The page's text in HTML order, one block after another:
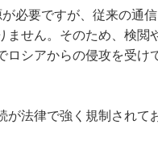
必要ですが、従来の通
ません。そのため、検閲
シアからの侵攻を受け
が法律で強く規制され